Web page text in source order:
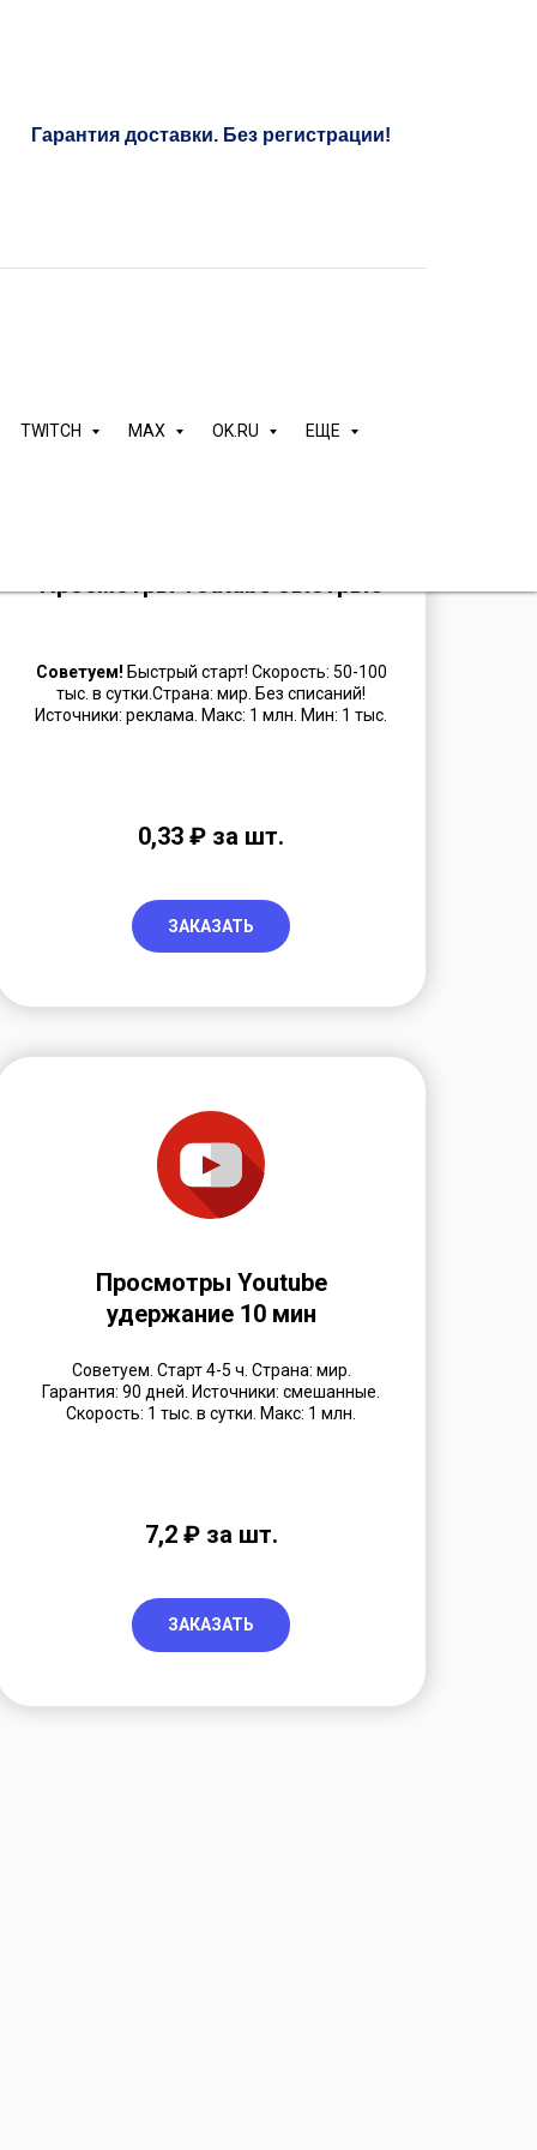
Гарантия доставки. Без регистрации!
TWITCH MAX OK.RU ЕЩЕ
Просмотры Youtube быстрые
Советуем! Быстрый старт! Скорость: 50-100
тыс. в сутки.Страна: мир. Без списаний!
Источники: реклама. Макс: 1 млн. Мин: 1 тыс.
0,33 ₽ за шт.
ЗАКАЗАТЬ
Просмотры Youtube
удержание 10 мин
Советуем. Старт 4-5 ч. Страна: мир.
Гарантия: 90 дней. Источники: смешанные.
Скорость: 1 тыс. в сутки. Макс: 1 млн.
7,2 ₽ за шт.
ЗАКАЗАТЬ